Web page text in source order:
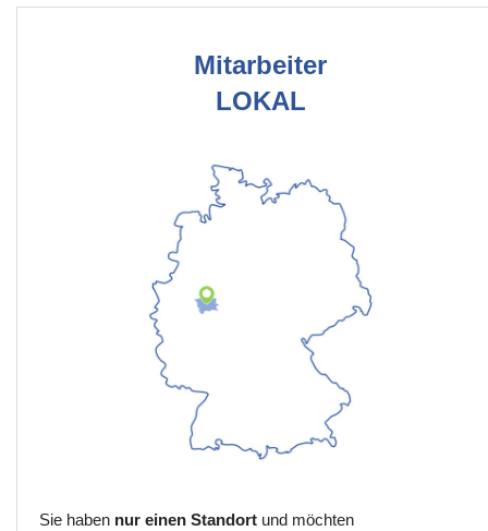
Mitarbeiter
LOKAL
Sie haben nur einen Standort und möchten